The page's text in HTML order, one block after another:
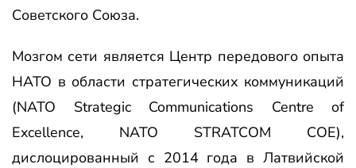
Советского Союза.
Мозгом сети является Центр передового опыта
НАТО в области стратегических коммуникаций
(NATO Strategic Communications Centre of
Excellence, NATO STRATCOM COE),
дислоцированный с 2014 года в Латвийской